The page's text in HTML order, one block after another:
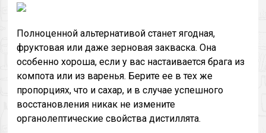
Полноценной альтернативой станет ягодная,
фруктовая или даже зерновая закваска. Она
особенно хороша, если у вас настаивается брага из
компота или из варенья. Берите ее в тех же
пропорциях, что и сахар, и в случае успешного
восстановления никак не измените
органолептические свойства дистиллята.